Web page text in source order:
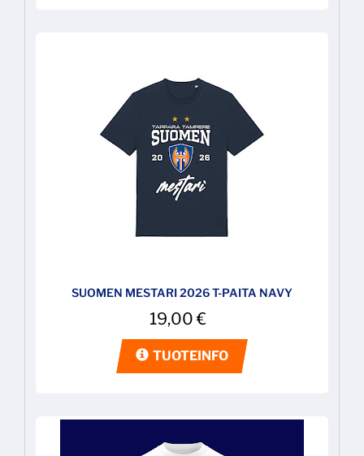
SUOMEN MESTARI 2026 T-PAITA NAVY
19,00€
TUOTEINFO